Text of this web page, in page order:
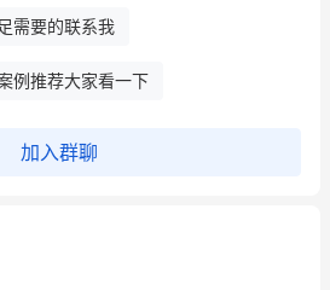
需要的联系我
例推荐大家看一下
加入群聊